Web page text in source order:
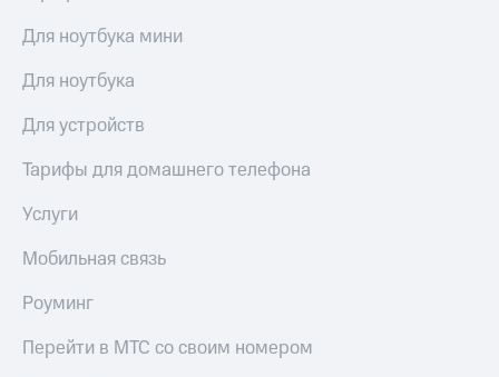
Для ноутбука мини
Для ноутбука
Для устройств
Тарифы для домашнего телефона
Услуги
Мобильная связь
Роуминг
Перейти в МТС со своим номером